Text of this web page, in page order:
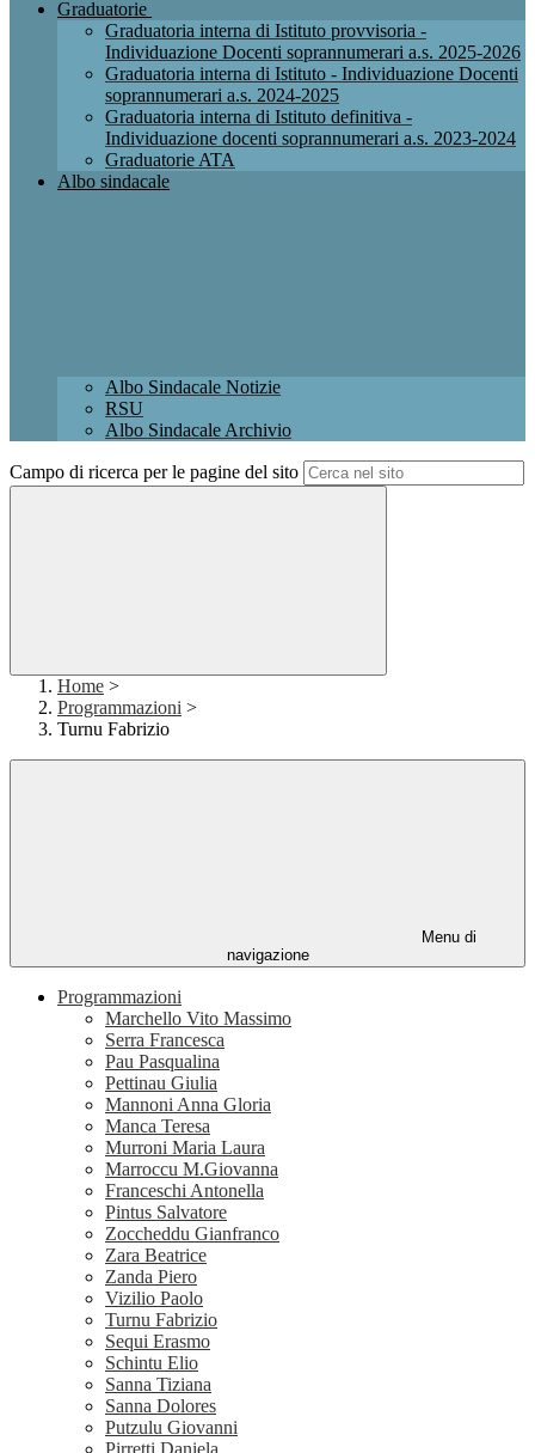
Graduatorie
Graduatoria interna di Istituto provvisoria -
Individuazione Docenti soprannumerari a.s. 2025-2026
Graduatoria interna di Istituto - Individuazione Docenti
soprannumerari a.s. 2024-2025
Graduatoria interna di Istituto definitiva -
Individuazione docenti soprannumerari a.s. 2023-2024
Graduatorie ATA
Albo sindacale
Albo Sindacale Notizie
RSU
Albo Sindacale Archivio
Campo di ricerca per le pagine del sito
Home >
Programmazioni >
Turnu Fabrizio
Menu di
navigazione
Programmazioni
Marchello Vito Massimo
Serra Francesca
Pau Pasqualina
Pettinau Giulia
Mannoni Anna Gloria
Manca Teresa
Murroni Maria Laura
Marroccu M.Giovanna
Franceschi Antonella
Pintus Salvatore
Zoccheddu Gianfranco
Zara Beatrice
Zanda Piero
Vizilio Paolo
Turnu Fabrizio
Sequi Erasmo
Schintu Elio
Sanna Tiziana
Sanna Dolores
Putzulu Giovanni